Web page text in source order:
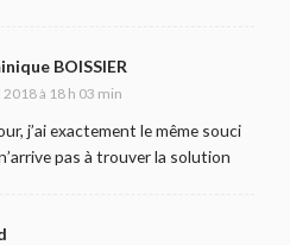
BOISSIER
2018 à 18 h 03 min
j’ai exactement le même souci
pas à trouver la solution